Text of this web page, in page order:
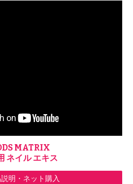
MATRIX
ネイル エキス
明・ネット購入